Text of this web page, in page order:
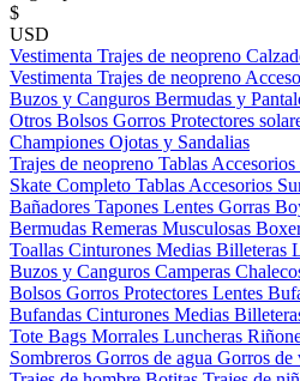
$
USD
Vestimenta Trajes de neopreno
Vestimenta Trajes de neopreno
Buzos y Canguros Bermudas y
Otros Bolsos Gorros Protectores
Championes Ojotas y Sandalias
Trajes de neopreno Tablas Accesorios
Skate Completo Tablas Accesorios
Bañadores Tapones Lentes Gorras
Bermudas Remeras Musculosas
Toallas Cinturones Medias Billeteras
Buzos y Canguros Camperas
Bolsos Gorros Protectores Lentes
Bufandas Cinturones Medias
Tote Bags Morrales Luncheras
Sombreros Gorros de agua Gorros de